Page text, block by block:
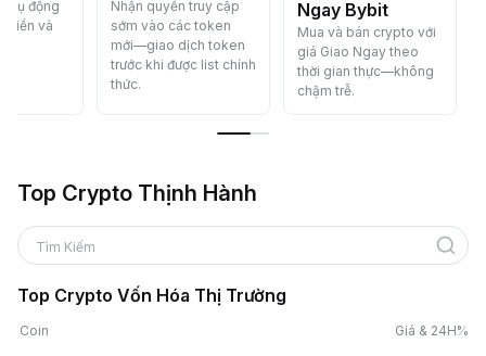
Nhận quyền truy cập
sớm vào các token
mới—giao dịch token
trước khi được list chính
Ngay Bybit
Mua và bán crypto với
giá Giao Ngay theo
thời gian thực—không
miễn
chóng, an
dàng.
Top Crypto Thịnh Hành
Tìm Kiếm
Top Crypto Vốn Hóa Thị Trường
Coin Giá & 24H%